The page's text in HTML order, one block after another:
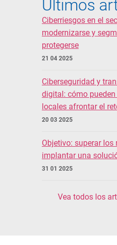
Últimos
Ciberriesgos en el
modernizarse y
protegerse
21 04 2025
Ciberseguridad y
digital: cómo
locales afrontar el
20 03 2025
Objetivo: superar los
implantar una
31 01 2025
Vea todos los